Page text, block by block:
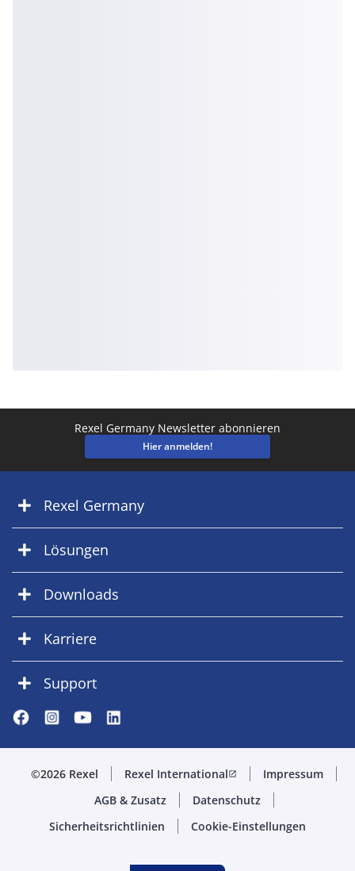
Rexel Germany Newsletter abonnieren
Hier anmelden!
Rexel Germany
Lösungen
Downloads
Karriere
Support
©2026 Rexel Rexel Internationalopen_in_new
Impressum
AGB & Zusatz
Datenschutz
Sicherheitsrichtlinien
Cookie-Einstellungen